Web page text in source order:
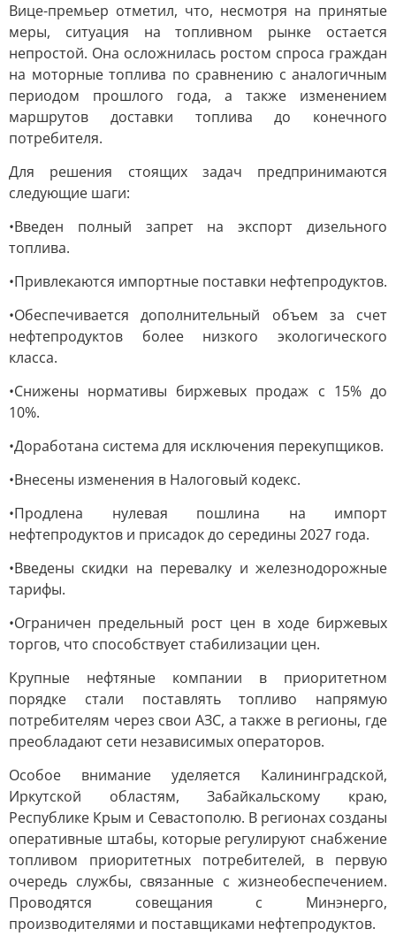
Вице-премьер отметил, что, несмотря на принятые
меры, ситуация на топливном рынке остается
непростой. Она осложнилась ростом спроса граждан
на моторные топлива по сравнению с аналогичным
периодом прошлого года, а также изменением
маршрутов доставки топлива до конечного
потребителя.
Для решения стоящих задач предпринимаются
следующие шаги:
•Введен полный запрет на экспорт дизельного
топлива.
•Привлекаются импортные поставки нефтепродуктов.
•Обеспечивается дополнительный объем за счет
нефтепродуктов более низкого экологического
класса.
•Снижены нормативы биржевых продаж с 15% до
10%.
•Доработана система для исключения перекупщиков.
•Внесены изменения в Налоговый кодекс.
•Продлена нулевая пошлина на импорт
нефтепродуктов и присадок до середины 2027 года.
•Введены скидки на перевалку и железнодорожные
тарифы.
•Ограничен предельный рост цен в ходе биржевых
торгов, что способствует стабилизации цен.
Крупные нефтяные компании в приоритетном
порядке стали поставлять топливо напрямую
потребителям через свои АЗС, а также в регионы, где
преобладают сети независимых операторов.
Особое внимание уделяется Калининградской,
Иркутской областям, Забайкальскому краю,
Республике Крым и Севастополю. В регионах созданы
оперативные штабы, которые регулируют снабжение
топливом приоритетных потребителей, в первую
очередь службы, связанные с жизнеобеспечением.
Проводятся совещания с Минэнерго,
производителями и поставщиками нефтепродуктов.